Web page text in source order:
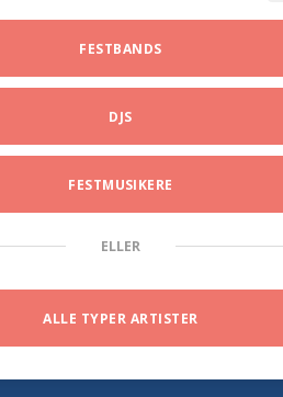
FESTBANDS
DJS
FESTMUSIKERE
ELLER
ALLE TYPER ARTISTER